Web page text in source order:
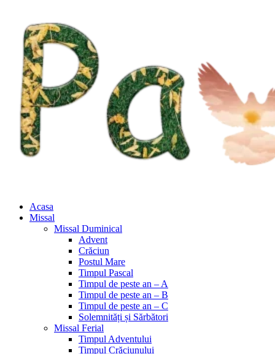
Acasa
Missal
Missal Duminical
Advent
Crăciun
Postul Mare
Timpul Pascal
Timpul de peste an – A
Timpul de peste an – B
Timpul de peste an – C
Solemnități și Sărbători
Missal Ferial
Timpul Adventului
Timpul Crăciunului